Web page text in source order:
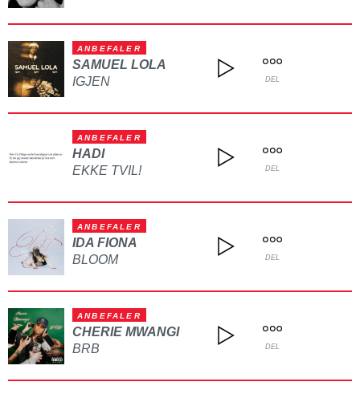
ANBEFALER
SAMUEL LOLA
IGJEN
DEL
ANBEFALER
HADI
EKKE TVIL!
DEL
ANBEFALER
IDA FIONA
BLOOM
DEL
ANBEFALER
CHERIE MWANGI
BRB
DEL